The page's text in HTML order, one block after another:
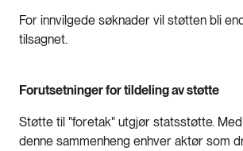
For innvilgede søknader vil støtten bli
tilsagnet.
Forutsetninger for tildeling av støtte
Støtte til "foretak" utgjør statsstøtte.
denne sammenheng enhver aktør som